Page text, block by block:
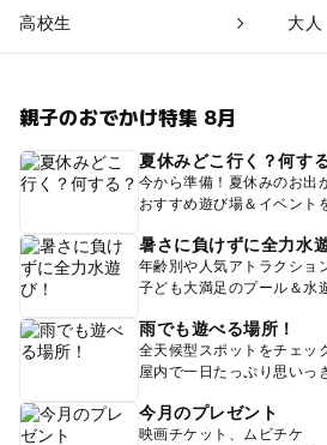
高校生 大人
親子のおでかけ特集 8月
夏休みどこ行く？何す
今から準備！夏休みのお出
おすすめ遊び場＆イベント
暑さに負けずに全力水
年齢別や人気アトラクショ
子ども大満足のプール＆水
雨でも遊べる場所！
全天候型スポットをチェッ
屋内で一日たっぷり思いっ
今月のプレゼント
映画チケット、ムビチケ